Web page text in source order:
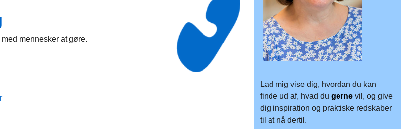
mennesker at gøre.
Lad mig vise dig, hvordan du kan
finde ud af, hvad dugerne vil, og give
dig inspiration og praktiske redskaber
til at nå dertil.